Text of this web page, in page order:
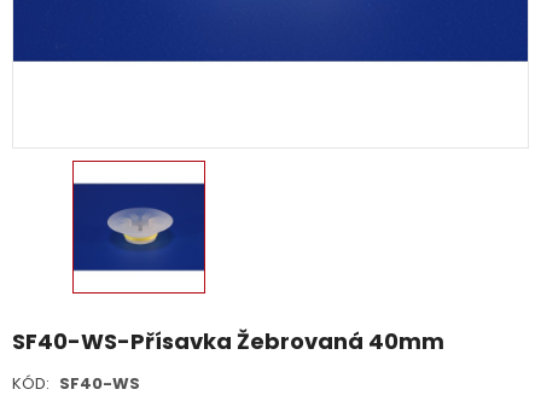
SF40-WS-Přísavka Žebrovaná 40mm
KÓD: SF40-WS